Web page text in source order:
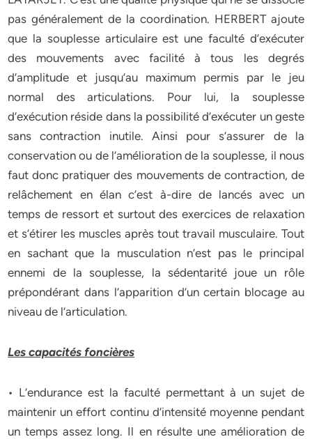
pas généralement de la coordination. HERBERT ajoute
que la souplesse articulaire est une faculté d’exécuter
des mouvements avec facilité à tous les degrés
d’amplitude et jusqu’au maximum permis par le jeu
normal des articulations. Pour lui, la souplesse
d’exécution réside dans la possibilité d’exécuter un geste
sans contraction inutile. Ainsi pour s’assurer de la
conservation ou de l’amélioration de la souplesse, il nous
faut donc pratiquer des mouvements de contraction, de
relâchement en élan c’est à-dire de lancés avec un
temps de ressort et surtout des exercices de relaxation
et s’étirer les muscles après tout travail musculaire. Tout
en sachant que la musculation n’est pas le principal
ennemi de la souplesse, la sédentarité joue un rôle
prépondérant dans l’apparition d’un certain blocage au
niveau de l’articulation.
Les capacités foncières
• L’endurance est la faculté permettant à un sujet de
maintenir un effort continu d’intensité moyenne pendant
un temps assez long. Il en résulte une amélioration de